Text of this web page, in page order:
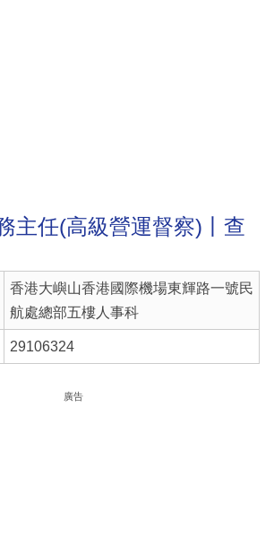
主任(高級營運督察)丨查
香港大嶼山香港國際機場東輝路一號民
航處總部五樓人事科
29106324
廣告